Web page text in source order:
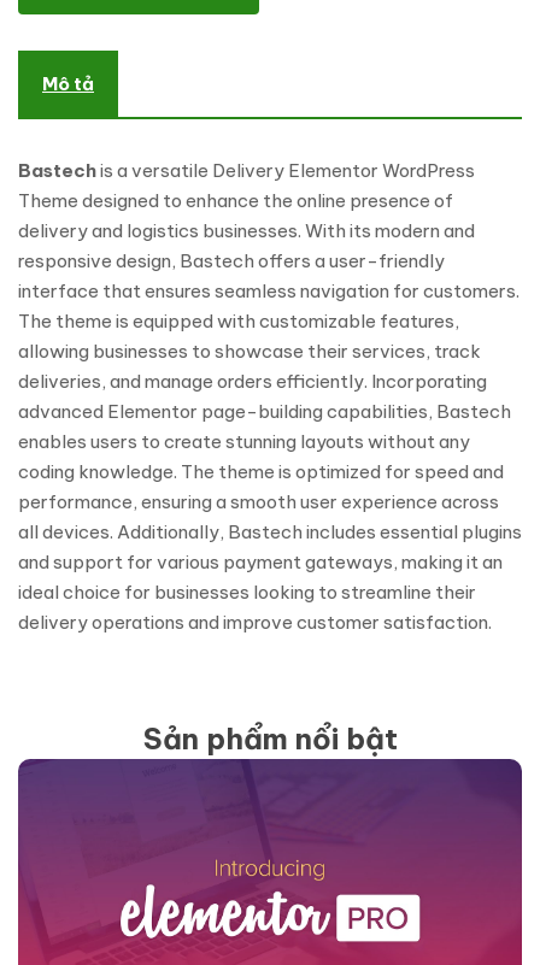
Mô tả
Bastechis a versatile Delivery Elementor WordPress
Theme designed to enhance the online presence of
delivery and logistics businesses. With its modern and
responsive design, Bastech offers a user-friendly
interface that ensures seamless navigation for customers.
The theme is equipped with customizable features,
allowing businesses to showcase their services, track
deliveries, and manage orders efficiently. Incorporating
advanced Elementor page-building capabilities, Bastech
enables users to create stunning layouts without any
coding knowledge. The theme is optimized for speed and
performance, ensuring a smooth user experience across
all devices. Additionally, Bastech includes essential plugins
and support for various payment gateways, making it an
ideal choice for businesses looking to streamline their
delivery operations and improve customer satisfaction.
Sản phẩm nổi bật